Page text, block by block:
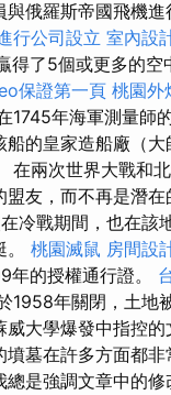
俄羅斯帝國飛機進
行公司設立 室內設
得了5個或更多的空
保證第一頁 桃園外
1745年海軍測量師
的皇家造船廠（大
在兩次世界大戰和
友，而不再是潛在
冷戰期間，也在該
桃園滅鼠 房間設
年的授權通行證。
1958年關閉，土地
威大學爆發中指控
墳墓在許多方面都
總是強調文章中的